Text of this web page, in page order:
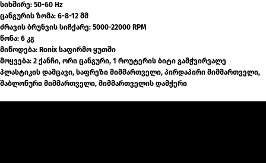
სიხშირე: 50-60 Hz
ცანგურის ზომა: 6-8-12 მმ
ძრავის ბრუნვის სიჩქარე: 5000-22000 RPM
წონა: 6 კგ
მიწოდება: Ronix საფირმო ყუთში
მოყვება: 2 ქანჩი, ორი ცანგური, 1 როუტერის ბიტი გამჭვირვალე
პლასტიკის დამცავი, საფრეზი მიმმართველი, პირდაპირი მიმმართველი,
შაბლონური მიმმართველი, მიმმართველის დამჭერი